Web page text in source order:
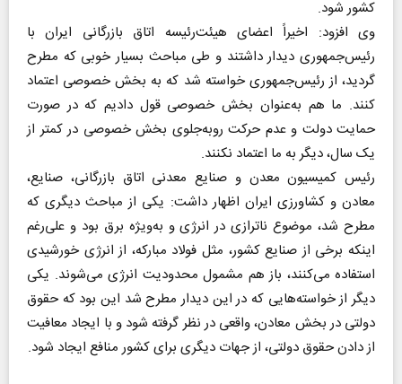
کشور شود.
وی افزود: اخیراً اعضای هیئت‌رئیسه اتاق بازرگانی ایران با
رئیس‌جمهوری دیدار داشتند و طی مباحث بسیار خوبی که مطرح
گردید، از رئیس‌جمهوری خواسته شد که به بخش خصوصی اعتماد
کنند. ما هم به‌عنوان بخش خصوصی قول دادیم که در صورت
حمایت دولت و عدم حرکت روبه‌جلوی بخش خصوصی در کمتر از
یک سال، دیگر به ما اعتماد نکنند.
رئیس کمیسیون معدن و صنایع معدنی اتاق بازرگانی، صنایع،
معادن و کشاورزی ایران اظهار داشت: یکی از مباحث دیگری که
مطرح شد، موضوع ناترازی در انرژی و به‌ویژه برق بود و علی‌رغم
اینکه برخی از صنایع کشور، مثل فولاد مبارکه، از انرژی خورشیدی
استفاده می‌کنند، باز هم مشمول محدودیت انرژی می‌شوند. یکی
دیگر از خواسته‌هایی که در این دیدار مطرح شد این بود که حقوق
دولتی در بخش معادن، واقعی در نظر گرفته شود و با ایجاد معافیت
از دادن حقوق دولتی، از جهات دیگری برای کشور منافع ایجاد شود.